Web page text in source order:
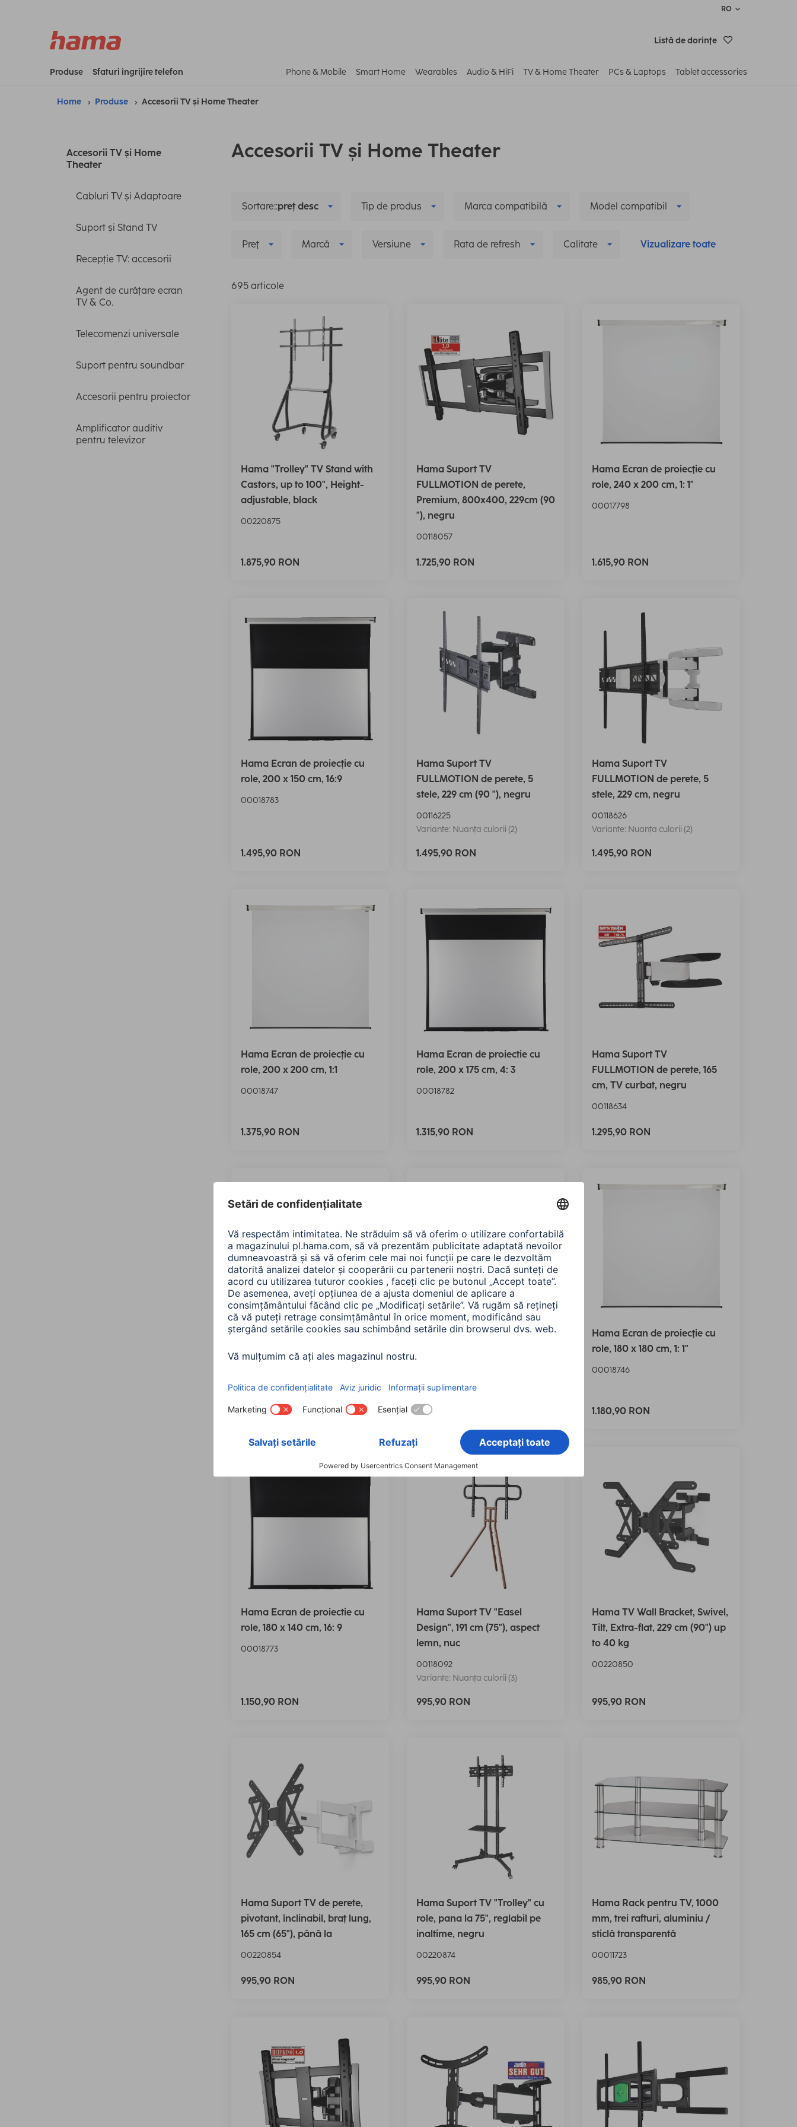
RO
Listă de dorinţe
Produse Sfaturi îngrijire telefon Phone & Mobile Smart Home Wearables Audio & HiFi TV & Home Theater PCs & Laptops Tablet accessories
Home Produse Accesorii TV și Home Theater
Accesorii TV și Home
Theater
Cabluri TV și Adaptoare
Suport și Stand TV
Recepție TV: accesorii
Agent de curățare ecran
TV & Co.
Telecomenzi universale
Suport pentru soundbar
Accesorii pentru proiector
Amplificator auditiv
pentru televizor
Accesorii TV și Home Theater
Sortare::preț desc Tip de produs Marca compatibilă Model compatibil
Preţ Marcă Versiune Rata de refresh Calitate Vizualizare toate
695 articole
Hama "Trolley" TV Stand with
Castors, up to 100", Height-
adjustable, black
00220875
1.875,90 RON
Hama Suport TV
FULLMOTION de perete,
Premium, 800x400, 229cm (90
"), negru
00118057
1.725,90 RON
Hama Ecran de proiecţie cu
role, 240 x 200 cm, 1: 1"
00017798
1.615,90 RON
Hama Ecran de proiecție cu
role, 200 x 150 cm, 16:9
00018783
1.495,90 RON
Hama Suport TV
FULLMOTION de perete, 5
stele, 229 cm (90 "), negru
00116225
Variante: Nuanța culorii (2)
1.495,90 RON
Hama Suport TV
FULLMOTION de perete, 5
stele, 229 cm, negru
00118626
Variante: Nuanța culorii (2)
1.495,90 RON
Hama Ecran de proiecție cu
role, 200 x 200 cm, 1:1
00018747
1.375,90 RON
Hama Ecran de proiectie cu
role, 200 x 175 cm, 4: 3
00018782
1.315,90 RON
Hama Suport TV
FULLMOTION de perete, 165
cm, TV curbat, negru
00118634
1.295,90 RON
Hama Stand TV, 1,160 mm, 2
1.250,90 RON
Hama Suport TV
00108757
1.225,90 RON
Hama Ecran de proiecţie cu
role, 180 x 180 cm, 1: 1"
00018746
1.180,90 RON
Hama Ecran de proiectie cu
role, 180 x 140 cm, 16: 9
00018773
1.150,90 RON
Hama Suport TV "Easel
Design", 191 cm (75"), aspect
lemn, nuc
00118092
Variante: Nuanța culorii (3)
995,90 RON
Hama TV Wall Bracket, Swivel,
Tilt, Extra-flat, 229 cm (90") up
to 40 kg
00220850
995,90 RON
Hama Suport TV de perete,
pivotant, înclinabil, braț lung,
165 cm (65"), până la
00220854
995,90 RON
Hama Suport TV "Trolley" cu
role, pana la 75", reglabil pe
inaltime, negru
00220874
995,90 RON
Hama Rack pentru TV, 1000
mm, trei rafturi, aluminiu /
sticlă transparentă
00011723
985,90 RON